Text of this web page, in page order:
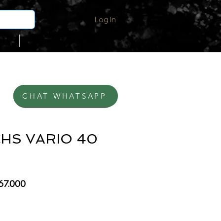
Log In
More
VARIO 40
Sale
BELI DI SHOPEE
CHAT WHATSAPP